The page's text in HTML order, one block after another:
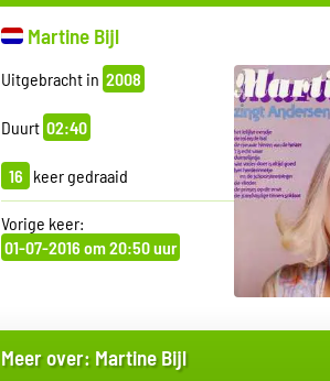
Martine Bijl
Uitgebracht in 2008
Duurt 02:40
16 keer gedraaid
Vorige keer:
01-07-2016 om 20:50 uur
Meer over: Martine Bijl